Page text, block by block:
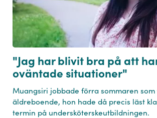
"Jag har blivit bra på att
oväntade situationer"
Muangsiri jobbade förra sommaren
äldreboende, hon hade då precis läst
termin på undersköterskeutbildningen.